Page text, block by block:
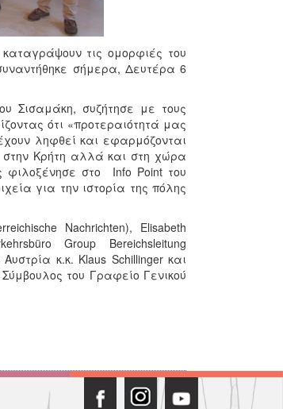
τις ομορφιές του
σήμερα, Δευτέρα 6
Σισαμάκη, συζήτησε με τους
ότι «προτεραιότητά μας
ληφθεί και εφαρμόζονται
Κρήτη αλλά και στη χώρα
φιλοξένησε στο Info Point του
για την ιστορία της πόλης
Nachrichten), Elisabeth
Group Bereichsleitung
κ.κ. Klaus Schillinger και
του Γραφείο Γενικού